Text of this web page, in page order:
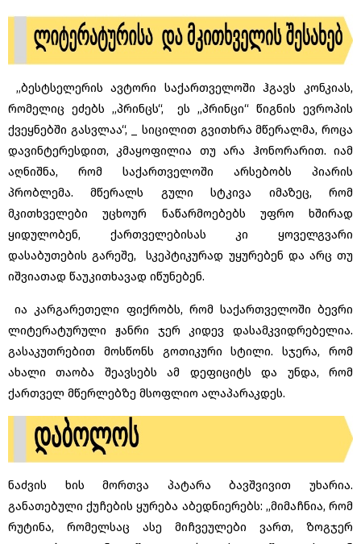
,,ბესტსელერის ავტორი საქართველოში ჰგავს კონკიას,
რომელიც ეძებს ,,პრინცს“, ეს ,,პრინცი“ წიგნის ევროპის
ქვეყნებში გასვლაა“, _ სიცილით გვითხრა მწერალმა, როცა
დავინტერესდით, კმაყოფილია თუ არა ჰონორარით. იამ
აღნიშნა, რომ საქართველოში არსებობს პიარის
პრობლემა. მწერალს გული სტკივა იმაზეც, რომ
მკითხველები უცხოურ ნაწარმოებებს უფრო ხშირად
ყიდულობენ, ქართველებისას კი ყოველგვარი
დასაბუთების გარეშე, სკეპტიკურად უყურებენ და არც თუ
იშვიათად წაუკითხავად იწუნებენ.
ია კარგარეთელი ფიქრობს, რომ საქართველოში ბევრი
ლიტერატურული ჟანრი ჯერ კიდევ დასამკვიდრებელია.
გასაკუთრებით მოსწონს გოთიკური სტილი. სჯერა, რომ
ახალი თაობა შეავსებს ამ დეფიციტს და უნდა, რომ
ქართველ მწერლებზე მსოფლიო ალაპარაკდეს.
ნაძვის ხის მორთვა პატარა ბავშვივით უხარია.
განათებული ქუჩების ყურება აბედნიერებს: ,,მიმაჩნია, რომ
რუტინა, რომელსაც ასე მიჩვეულები ვართ, ზოგჯერ